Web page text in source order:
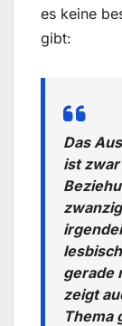
es keine
gibt:
Das
ist
gerade
zeigt
Thema